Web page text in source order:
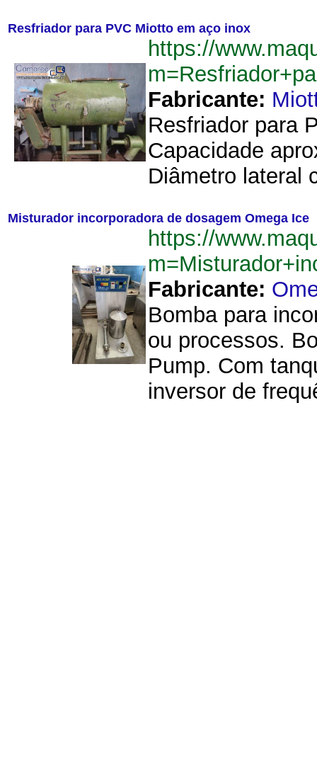
Resfriador para PVC Miotto em aço inox
https://
Fabricante:
Resfriador para
Capacidade
Diâmetro lateral
Misturador incorporadora de dosagem Omega Ice
https://
Fabricante:
Bomba para
ou processos.
Pump. Com
inversor de